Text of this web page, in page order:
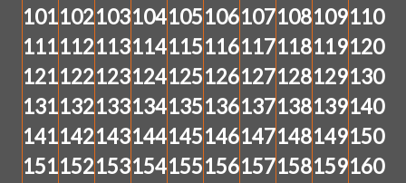
101102103104105106107108109110
111112113114115116117118119120
121122123124125126127128129130
131132133134135136137138139140
141142143144145146147148149150
151152153154155156157158159160